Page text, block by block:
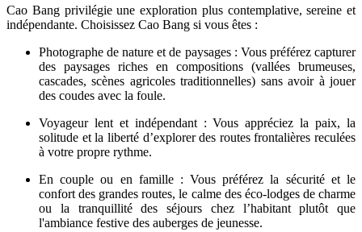
Cao Bang privilégie une exploration plus contemplative, sereine et
indépendante. Choisissez Cao Bang si vous êtes :
Photographe de nature et de paysages : Vous préférez capturer
des paysages riches en compositions (vallées brumeuses,
cascades, scènes agricoles traditionnelles) sans avoir à jouer
des coudes avec la foule.
Voyageur lent et indépendant : Vous appréciez la paix, la
solitude et la liberté d’explorer des routes frontalières reculées
à votre propre rythme.
En couple ou en famille : Vous préférez la sécurité et le
confort des grandes routes, le calme des éco-lodges de charme
ou la tranquillité des séjours chez l’habitant plutôt que
l'ambiance festive des auberges de jeunesse.